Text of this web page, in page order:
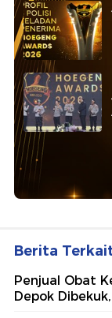
Berita
Penjual Obat
Depok